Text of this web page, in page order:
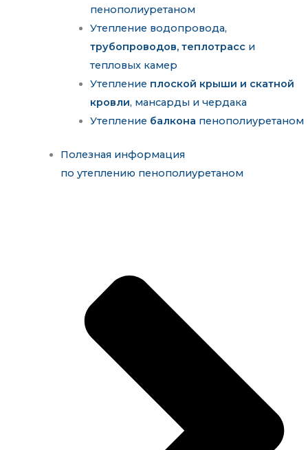
пенополиуретаном
Утепление водопровода,
трубопроводов, теплотрасс и
тепловых камер
Утепление плоской крыши и скатной
кровли, мансарды и чердака
Утепление балкона пенополиуретаном
Полезная информация
по утеплению пенополиуретаном